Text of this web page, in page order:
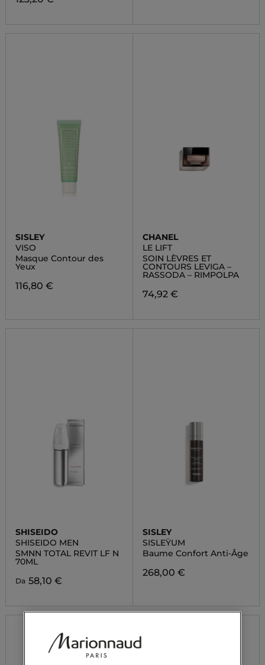
SISLEY
VISO
Masque Contour des
Yeux
116,80 €
CHANEL
LE LIFT
SOIN LÈVRES ET
CONTOURS LEVIGA –
RASSODA – RIMPOLPA
74,92 €
SHISEIDO
SHISEIDO MEN
SMNN TOTAL REVIT LF N
70ML
Da 58,10 €
SISLEY
SISLEŸUM
Baume Confort Anti-Âge
268,00 €